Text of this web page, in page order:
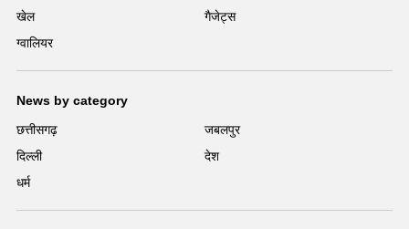
खेल
गैजेट्स
ग्वालियर
News by category
छत्तीसगढ़
जबलपुर
दिल्ली
देश
धर्म